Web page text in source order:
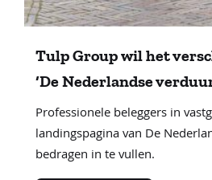
Tulp Group wil het
‘De Nederlandse
Professionele beleggers in
landingspagina van De
bedragen in te vullen.